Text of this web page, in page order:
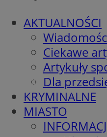
AKTUALNOŚCI
Ciekawe
Artykuły
Dla
KRYMINALNE
MIASTO